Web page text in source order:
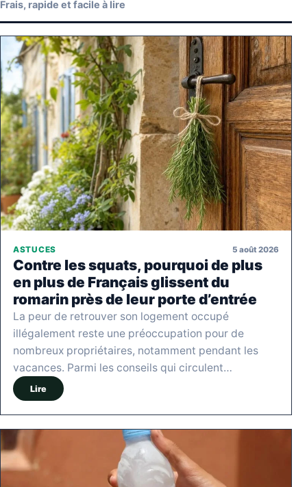
Frais, rapide et facile à lire
ASTUCES 5 août 2026
Contre les squats, pourquoi de plus
en plus de Français glissent du
romarin près de leur porte d’entrée
La peur de retrouver son logement occupé
illégalement reste une préoccupation pour de
nombreux propriétaires, notamment pendant les
vacances. Parmi les conseils qui circulent…
Lire